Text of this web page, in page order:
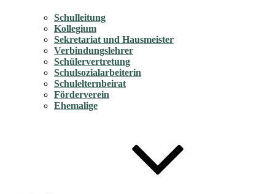
Schulleitung
Kollegium
Sekretariat und Hausmeister
Verbindungslehrer
Schülervertretung
Schulsozialarbeiterin
Schulelternbeirat
Förderverein
Ehemalige